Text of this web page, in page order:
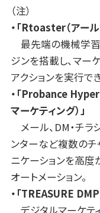
（注）
・「Rtoaster（アール
最先端の機械学習
ジンを搭載し、マー
アクションを実行で
・「Probance
マーケティング）」
メール、DM・チラ
ンターなど複数の
ニケーションを高度
オートメーション。
・「TREASURE